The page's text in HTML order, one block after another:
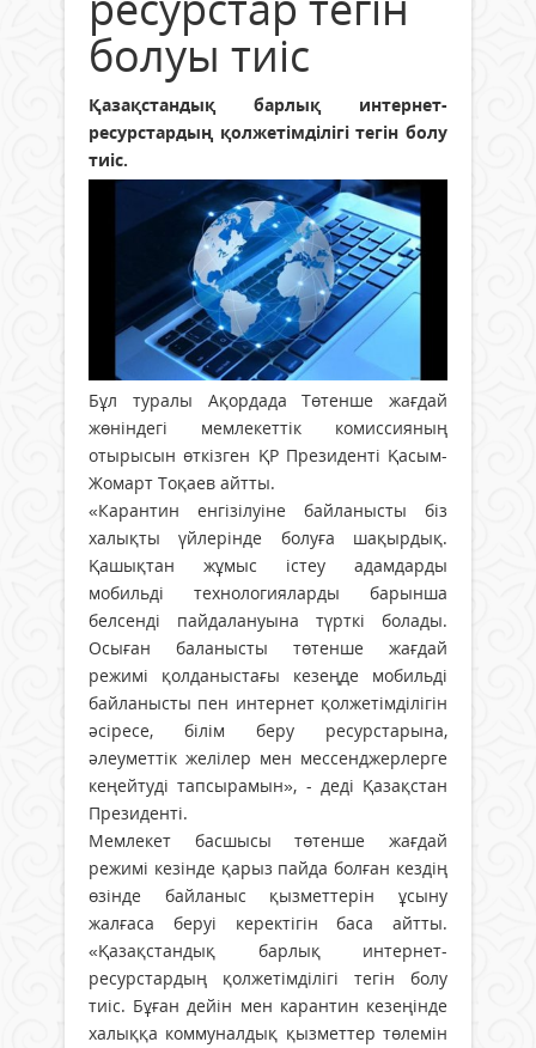
болуы тиіс
Қазақстандық барлық интернет-
ресурстардың қолжетімділігі тегін болу
тиіс.
Бұл туралы Ақордада Төтенше жағдай
жөніндегі мемлекеттік комиссияның
отырысын өткізген ҚР Президенті Қасым-
Жомарт Тоқаев айтты.
«Карантин енгізілуіне байланысты біз
халықты үйлерінде болуға шақырдық.
Қашықтан жұмыс істеу адамдарды
мобильді технологияларды барынша
белсенді пайдалануына түрткі болады.
Осыған баланысты төтенше жағдай
режимі қолданыстағы кезеңде мобильді
байланысты пен интернет қолжетімділігін
әсіресе, білім беру ресурстарына,
әлеуметтік желілер мен мессенджерлерге
кеңейтуді тапсырамын», - деді Қазақстан
Президенті.
Мемлекет басшысы төтенше жағдай
режимі кезінде қарыз пайда болған кездің
өзінде байланыс қызметтерін ұсыну
жалғаса беруі керектігін баса айтты.
«Қазақстандық барлық интернет-
ресурстардың қолжетімділігі тегін болу
тиіс. Бұған дейін мен карантин кезеңінде
халыққа коммуналдық қызметтер төлемін